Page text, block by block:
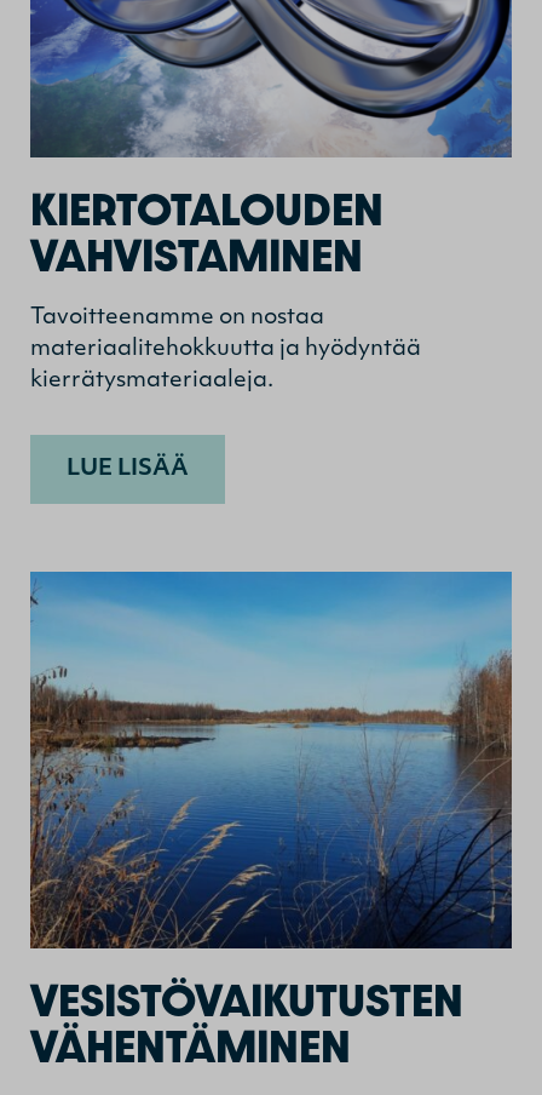
KIERTOTALOUDEN
VAHVISTAMINEN
Tavoitteenamme on nostaa
materiaalitehokkuutta ja hyödyntää
kierrätysmateriaaleja.
LUE LISÄÄ
VESISTÖVAIKUTUSTEN
VÄHENTÄMINEN